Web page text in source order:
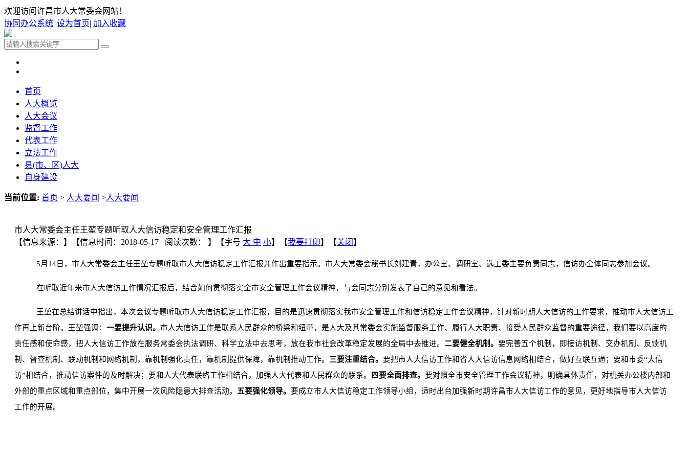
欢迎访问许昌市人大常委会网站！
协同办公系统| 设为首页| 加入收藏
首页
人大概览
人大会议
监督工作
代表工作
立法工作
县(市、区)人大
自身建设
当前位置: 首页 > 人大要闻 >人大要闻
市人大常委会主任王堃专题听取人大信访稳定和安全管理工作汇报
【信息来源： 】 【信息时间：2018-05-17 阅读次数： 】【字号 大 中 小】【我要打印】【关闭 】
5月 14日，市人大常委会主任王堃专题听取市人大信访稳定工作汇报并作出重要指示。市人大常委会秘书长刘建青，办公室、调研室、选工委主要负责同志，信访办全体同志参加会议。
在听取近年来市人大信访工作情况汇报后，结合如何贯彻落实全市安全管理工作会议精神，与会同志分别发表了自己的意见和看法。
王堃在总结讲话中指出，本次会议专题听取市人大信访稳定工作汇报，目的是迅速贯彻落实我市安全管理工作和信访稳定工作会议精神，针对新时期人大信访的工作要求，推动市人大信访工
作再上新台阶。王堃强调： 一要提升认识。 市人大信访工作是联系人民群众的桥梁和纽带，是人大及其常委会实施监督服务工作、履行人大职责、接受人民群众监督的重要途径，我们要以高度的
责任感和使命感，把人大信访工作放在服务常委会执法调研、科学立法中去思考，放在我市社会改革稳定发展的全局中去推进。 二要健全机制。 要完善五个机制，即接访机制、交办机制、反馈机
制、督查机制、联动机制和网络机制，靠机制强化责任，靠机制提供保障，靠机制推动工作。 三要注重结合。 要把市人大信访工作和省人大信访信息网络相结合，做好互联互通；要和市委“大信
访”相结合，推动信访案件的及时解决；要和人大代表联络工作相结合，加强人大代表和人民群众的联系。
四要全面排查。 要对照全市安全管理工作会议精神，明确具体责任，对机关办公楼内部和
外部的重点区域和重点部位，集中开展一次风险隐患大排查活动。 五要强化领导。 要成立市人大信访稳定工作领导小组，适时出台加强新时期许昌市人大信访工作的意见，更好地指导市人大信访
工作的开展。